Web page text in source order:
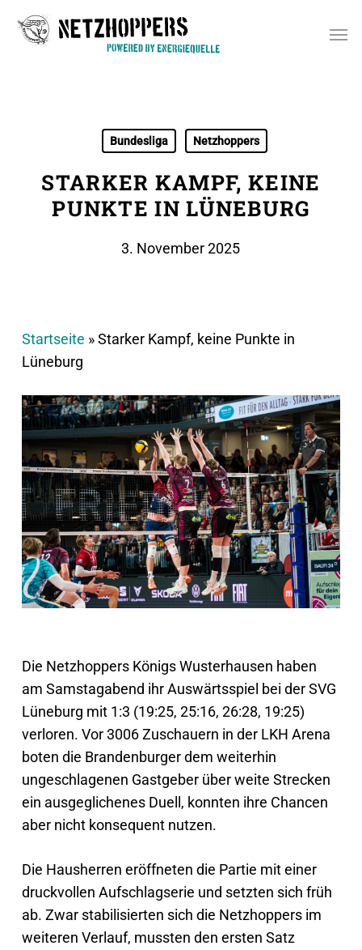
Bundesliga Netzhoppers
STARKER KAMPF, KEINE
PUNKTE IN LÜNEBURG
3. November 2025
Startseite »Starker Kampf, keine Punkte in
Lüneburg
Die Netzhoppers Königs Wusterhausen haben
am Samstagabend ihr Auswärtsspiel bei der SVG
Lüneburg mit 1:3 (19:25, 25:16, 26:28, 19:25)
verloren. Vor 3006 Zuschauern in der LKH Arena
boten die Brandenburger dem weiterhin
ungeschlagenen Gastgeber über weite Strecken
ein ausgeglichenes Duell, konnten ihre Chancen
aber nicht konsequent nutzen.
Die Hausherren eröffneten die Partie mit einer
druckvollen Aufschlagserie und setzten sich früh
ab. Zwar stabilisierten sich die Netzhoppers im
weiteren Verlauf, mussten den ersten Satz